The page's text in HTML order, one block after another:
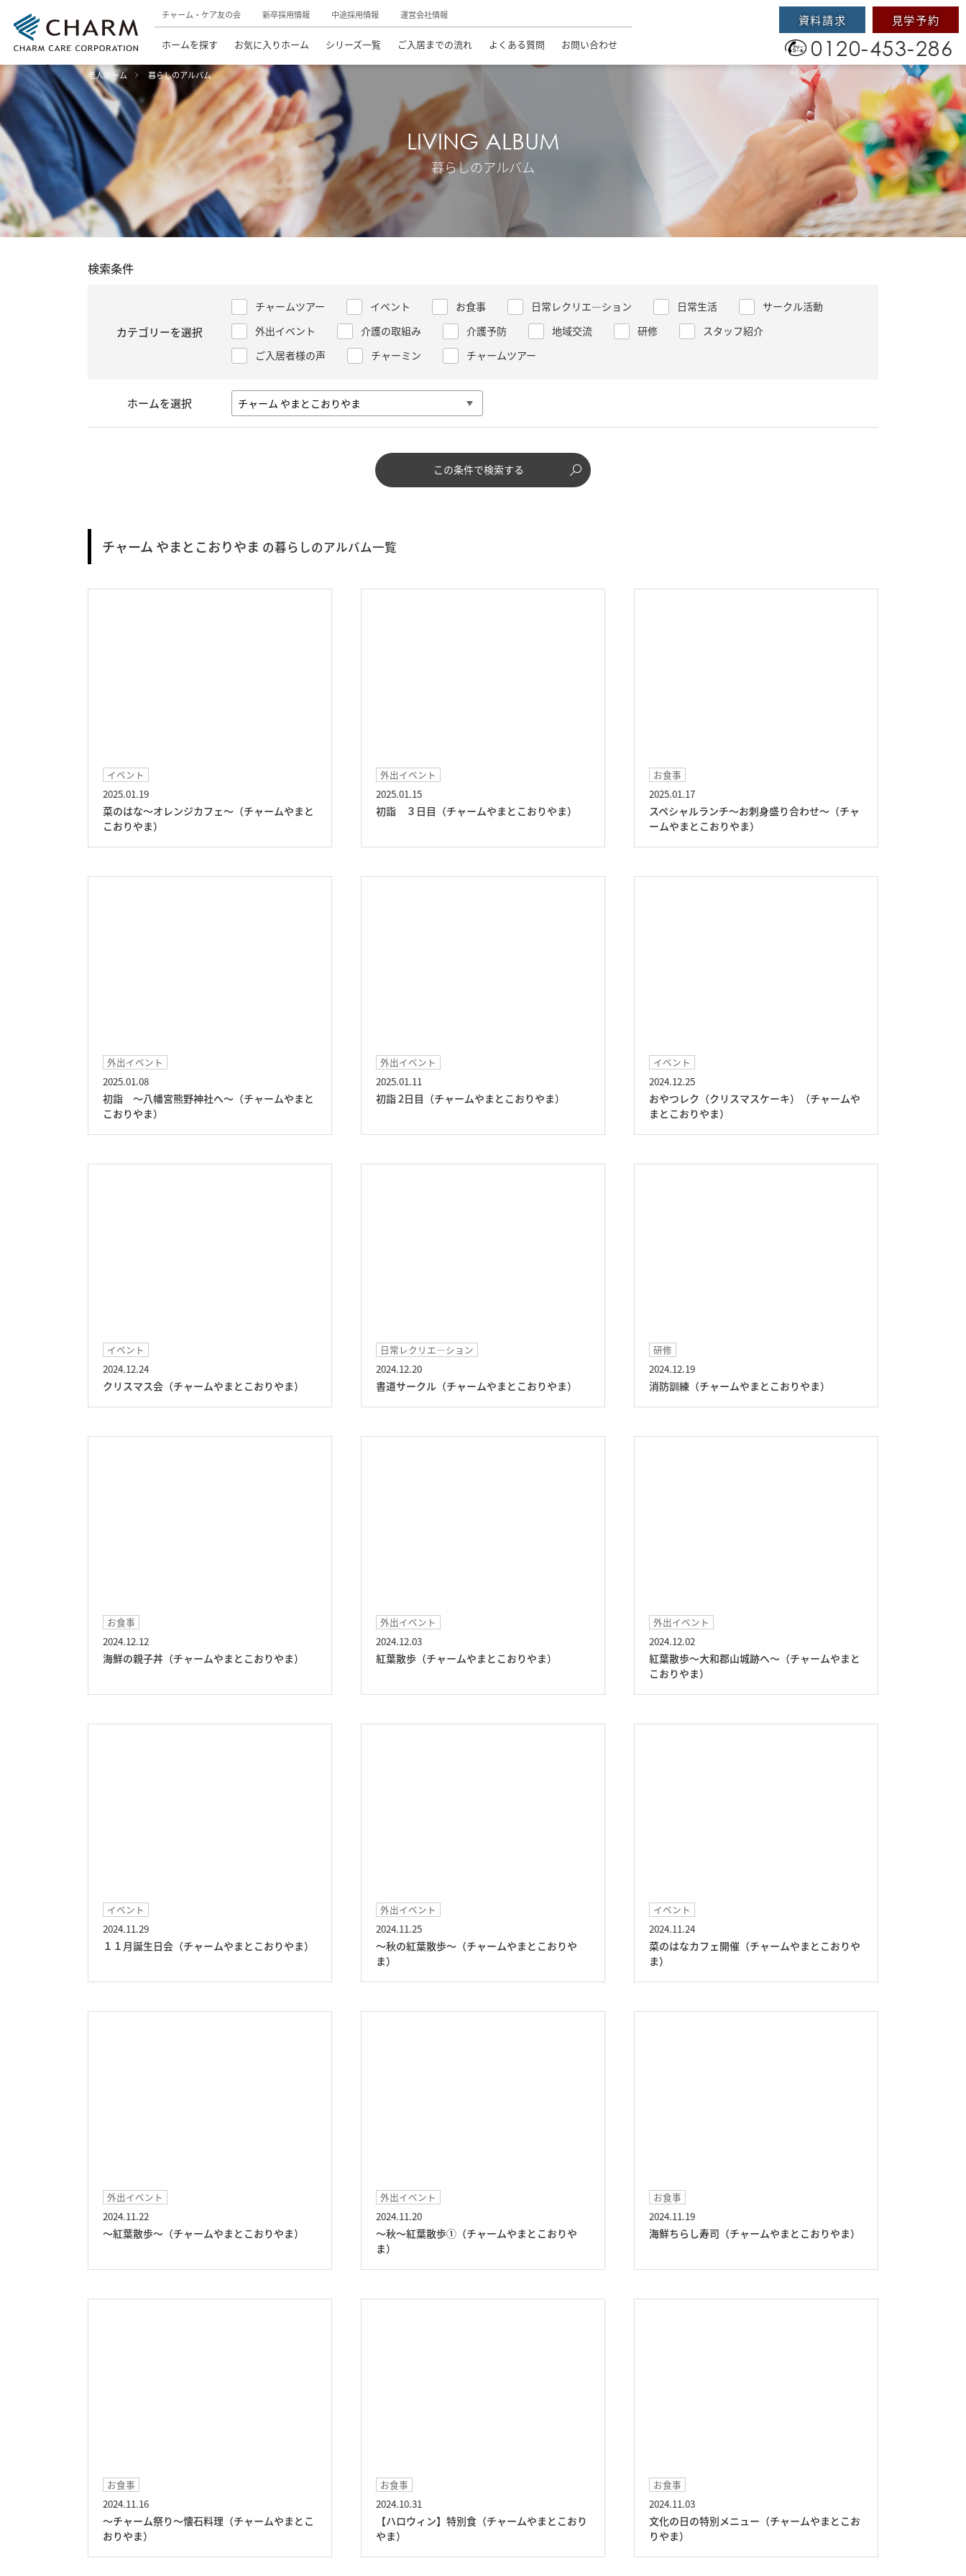
チャーム・ケア友の会 新卒採用情報 中途採用情報 運営会社情報
ホームを探す お気に入りホーム シリーズ一覧 ご入居までの流れ よくある質問 お問い合わせ
資料請求 見学予約
0120-453-286
老人ホーム 暮らしのアルバム
LIVING ALBUM
暮らしのアルバム
検索条件
カテゴリーを選択
チャームツアー イベント お食事 日常レクリエ―ション 日常生活
サークル活動
外出イベント
介護の取組み 介護予防 地域交流 研修
スタッフ紹介
ご入居者様の声
チャーミン チャームツアー
ホームを選択
この条件で検索する
チャーム やまとこおりやま の暮らしのアルバム一覧
イベント
2025.01.19
菜のはな～オレンジカフェ～（チャームやまと
こおりやま）
外出イベント
2025.01.15
初詣 ３日目（チャームやまとこおりやま）
お食事
2025.01.17
スペシャルランチ～お刺身盛り合わせ～（チャ
ームやまとこおりやま）
外出イベント
2025.01.08
初詣 ～八幡宮熊野神社へ～（チャームやまと
こおりやま）
外出イベント
2025.01.11
初詣 2日目（チャームやまとこおりやま）
イベント
2024.12.25
おやつレク（クリスマスケーキ）（チャームや
まとこおりやま）
イベント
2024.12.24
クリスマス会（チャームやまとこおりやま）
日常レクリエ―ション
2024.12.20
書道サークル（チャームやまとこおりやま）
研修
2024.12.19
消防訓練（チャームやまとこおりやま）
お食事
2024.12.12
海鮮の親子丼（チャームやまとこおりやま）
外出イベント
2024.12.03
紅葉散歩（チャームやまとこおりやま）
外出イベント
2024.12.02
紅葉散歩～大和郡山城跡へ～（チャームやまと
こおりやま）
イベント
2024.11.29
１１月誕生日会（チャームやまとこおりやま）
外出イベント
2024.11.25
～秋の紅葉散歩～（チャームやまとこおりや
ま）
イベント
2024.11.24
菜のはなカフェ開催（チャームやまとこおりや
ま）
外出イベント
2024.11.22
～紅葉散歩～（チャームやまとこおりやま）
外出イベント
2024.11.20
～秋～紅葉散歩①（チャームやまとこおりや
ま）
お食事
2024.11.19
海鮮ちらし寿司（チャームやまとこおりやま）
お食事
2024.11.16
～チャーム祭り～懐石料理（チャームやまとこ
おりやま）
お食事
2024.10.31
【ハロウィン】特別食（チャームやまとこおり
やま）
お食事
2024.11.03
文化の日の特別メニュー（チャームやまとこお
りやま）